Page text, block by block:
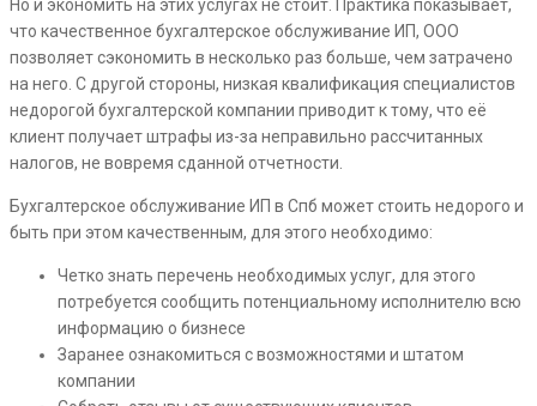
Но и экономить на этих услугах не стоит. Практика показывает,
что качественное бухгалтерское обслуживание ИП, ООО
позволяет сэкономить в несколько раз больше, чем затрачено
на него. С другой стороны, низкая квалификация специалистов
недорогой бухгалтерской компании приводит к тому, что её
клиент получает штрафы из-за неправильно рассчитанных
налогов, не вовремя сданной отчетности.
Бухгалтерское обслуживание ИП в Спб может стоить недорого и
быть при этом качественным, для этого необходимо:
Четко знать перечень необходимых услуг, для этого
потребуется сообщить потенциальному исполнителю всю
информацию о бизнесе
Заранее ознакомиться с возможностями и штатом
компании